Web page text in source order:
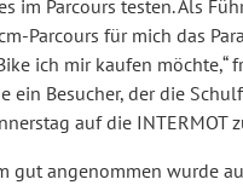
im Parcours testen. Als
Parcours für mich das
ich mir kaufen möchte,“
ein Besucher, der die
auf die INTERMOT
gut angenommen wurde